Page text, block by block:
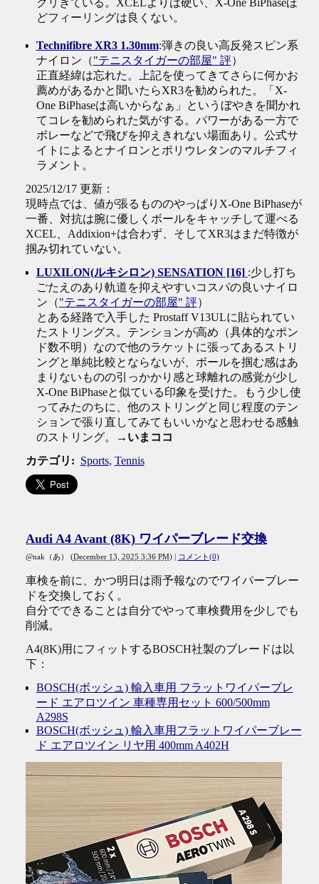
どフィーリングは良くない。
Technifibre XR3 1.30mm:弾きの良い高反発スピン系
ナイロン（"テニスタイガーの部屋" 評）
正直経緯は忘れた。上記を使ってきてさらに何かお
薦めがあるかと聞いたらXR3を勧められた。「X-
One BiPhaseは高いからなぁ」というぼやきを聞かれ
てコレを勧められた気がする。パワーがある一方で
ボレーなどで飛びを抑えきれない場面あり。公式サ
イトによるとナイロンとポリウレタンのマルチフィ
ラメント。
2025/12/17 更新：
現時点では、値が張るもののやっぱりX-One BiPhaseが
一番、対抗は腕に優しくボールをキャッチして運べる
XCEL、Addixion+は合わず、そしてXR3はまだ特徴が
掴み切れていない。
LUXILON(ルキシロン) SENSATION [16] :少し打ち
ごたえのあり軌道を抑えやすいコスパの良いナイロ
ン（"テニスタイガーの部屋" 評）
とある経路で入手した Prostaff V13ULに貼られてい
たストリングス。テンションが高め（具体的なポン
ド数不明）なので他のラケットに張ってあるストリ
ングと単純比較とならないが、ボールを掴む感はあ
まりないものの引っかかり感と球離れの感覚が少し
X-One BiPhaseと似ている印象を受けた。もう少し使
ってみたのちに、他のストリングと同じ程度のテン
ションで張り直してみてもいいかなと思わせる感触
のストリング。
→いまココ
カテゴリ : Sports, Tennis
Audi A4 Avant (8K) ワイパーブレード交換
@nak（あ） (December 13, 2025 3:36 PM) コメント(0)
車検を前に、かつ明日は雨予報なのでワイパーブレー
ドを交換しておく。
自分でできることは自分でやって車検費用を少しでも
削減。
A4(8K)用にフィットするBOSCH社製のブレードは以
下：
BOSCH(ボッシュ) 輸入車用 フラットワイパーブレ
ード エアロツイン 車種専用セット 600/500mm
A298S
BOSCH(ボッシュ) 輸入車用フラットワイパーブレー
ド エアロツイン リヤ用 400mm A402H